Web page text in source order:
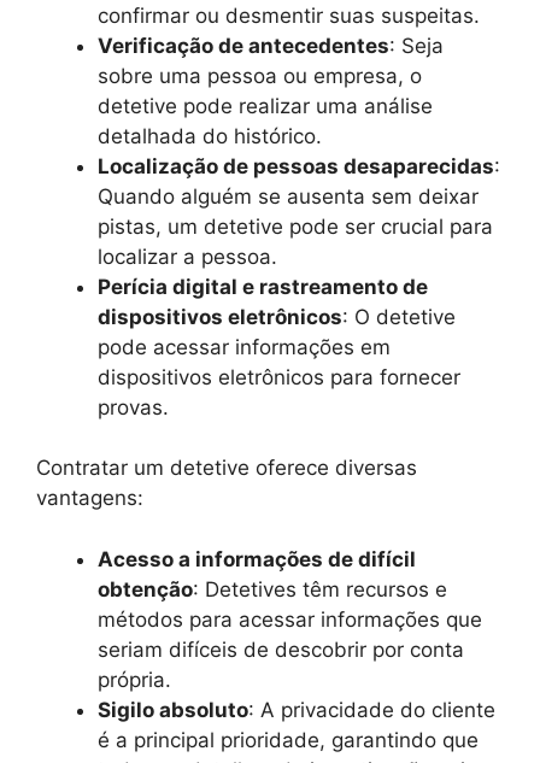
confirmar ou desmentir suas suspeitas.
Verificação de antecedentes: Seja
sobre uma pessoa ou empresa, o
detetive pode realizar uma análise
detalhada do histórico.
Localização de pessoas desaparecidas:
Quando alguém se ausenta sem deixar
pistas, um detetive pode ser crucial para
localizar a pessoa.
Perícia digital e rastreamento de
dispositivos eletrônicos: O detetive
pode acessar informações em
dispositivos eletrônicos para fornecer
provas.
Contratar um detetive oferece diversas
vantagens:
Acesso a informações de difícil
obtenção: Detetives têm recursos e
métodos para acessar informações que
seriam difíceis de descobrir por conta
própria.
Sigilo absoluto: A privacidade do cliente
é a principal prioridade, garantindo que